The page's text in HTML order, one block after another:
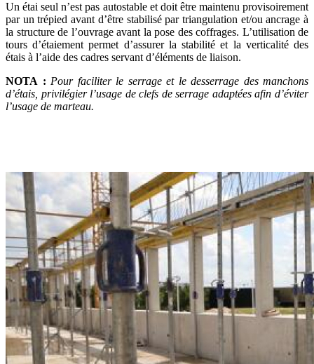
Un étai seul n’est pas autostable et doit être maintenu provisoirement
par un trépied avant d’être stabilisé par triangulation et/ou ancrage à
la structure de l’ouvrage avant la pose des coffrages. L’utilisation de
tours d’étaiement permet d’assurer la stabilité et la verticalité des
étais à l’aide des cadres servant d’éléments de liaison.
NOTA : Pour faciliter le serrage et le desserrage des manchons
d’étais, privilégier l’usage de clefs de serrage adaptées afin d’éviter
l’usage de marteau.